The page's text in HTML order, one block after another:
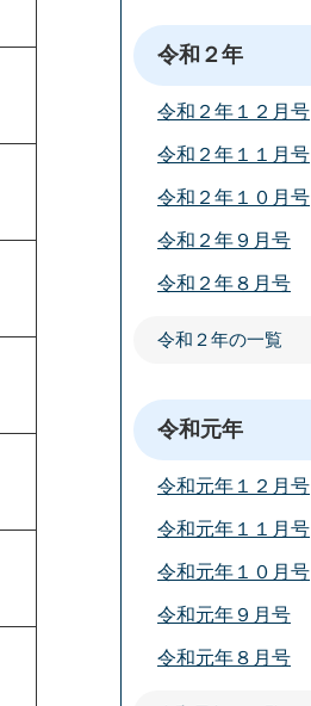
令和２年
令和２年１２月号
令和２年１１月号
令和２年１０月号
令和２年９月号
令和２年８月号
令和２年の一覧
令和元年
令和元年１２月号
令和元年１１月号
令和元年１０月号
令和元年９月号
令和元年８月号